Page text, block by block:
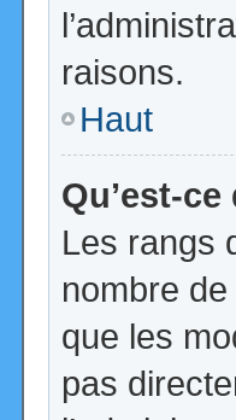
raisons.
Haut
Qu’est-
Les rangs
nombre
que les
pas